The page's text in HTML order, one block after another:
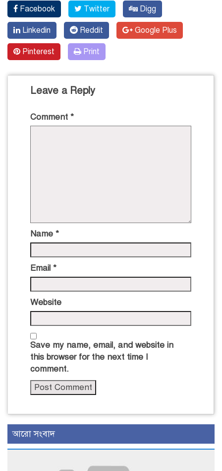
Facebook Twitter Digg
Linkedin Reddit Google Plus
Pinterest Print
Leave a Reply
Comment *
Name *
Email *
Website
Save my name, email, and website in
this browser for the next time I
comment.
আরো সংবাদ